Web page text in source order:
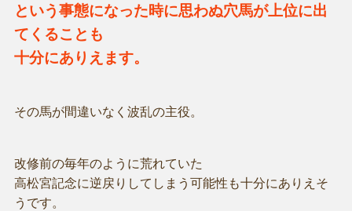
という事態になった時に思わぬ穴馬が上位に出
てくることも
十分にありえます。
その馬が間違いなく波乱の主役。
改修前の毎年のように荒れていた
高松宮記念に逆戻りしてしまう可能性も十分にありえそ
うです。